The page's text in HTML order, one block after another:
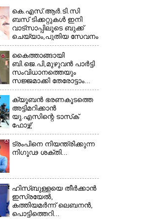
കെ.എസ്.ആർ.ടി.സി
ബസ് ടിക്കറ്റുകൾ ഇനി
വാട്സാപ്പിലൂടെ ബുക്ക്
ചെയ്യാം,പുതിയ സേവനം
തുടങ്ങി...
കൈത്താങ്ങായി
ബി.ജെ.പി,മുഴുവൻ പാർട്ടി
സംവിധാനത്തെയും
സജ്ജമാക്കി തേരോട്ടാം...
ക്യൂബൻ ഭരണകൂടത്തെ
അട്ടിമറിക്കാൻ
യു.എസിന്റെ ടാസ്‌ക്
ഫോഴ്സ്
ട്രംപിനെ നിയന്ത്രിക്കുന്ന
നിഗൂഢ ശക്തി...
ഹിസ്ബുള്ളയെ തീർക്കാൻ
ഇസ്രയേൽ,
കത്തിയമർന്ന് ലെബനൻ,
പൊട്ടിത്തെറി...